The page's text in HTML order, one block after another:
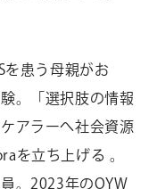
を患う母親がお
。「選択肢の情報
アラーへ社会資源
を立ち上げる 。
。2023年のOYW